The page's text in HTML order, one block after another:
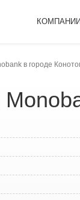
КОМПАНИИ
в городе